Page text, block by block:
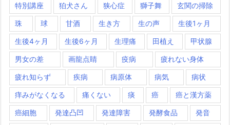
特別講座 狛犬さん 狭心症 獅子舞 玄関の掃除
珠 球 甘酒 生き方 生の声 生後1ヶ月
生後4ヶ月 生後6ヶ月 生理痛 田植え 甲状腺
男女の差 画龍点睛 疫病 疲れない身体
疲れ知らず 疾病 病原体 病気 病状
痒みがなくなる 痛くない 痰 癌 癌と漢方薬
癌細胞 発達凸凹 発達障害 発酵食品 発音